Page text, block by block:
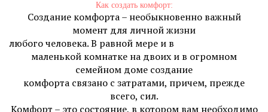
Как создать комфорт:
Создание комфорта – необыкновенно важный
момент для личной жизни
любого человека. В равной мере и в
маленькой комнатке на двоих и в огромном
семейном доме создание
комфорта связано с затратами, причем, прежде
всего, сил.
Комфорт – это состояние, в котором вам необходимо